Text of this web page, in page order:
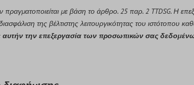
με βάση το άρθρο. 25 παρ. 2 TTDSG. Η
της βέλτιστης λειτουργικότητας του
την επεξεργασία των προσωπικών σας